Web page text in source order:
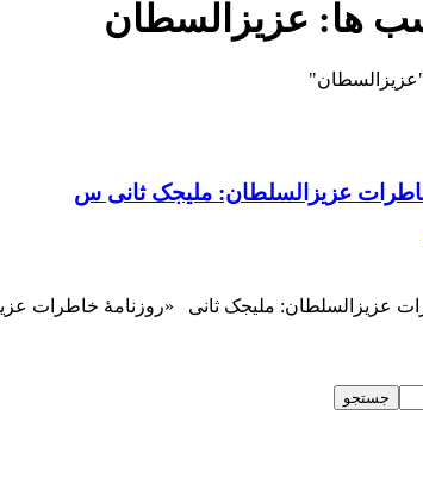
ها: عزیزالسطان
خاطرات عزیزالسلطان: ملیجک ثانی س
عزیزالسلطان: ملیجک ثانی «روزنامهٔ خاطرات
جستجو